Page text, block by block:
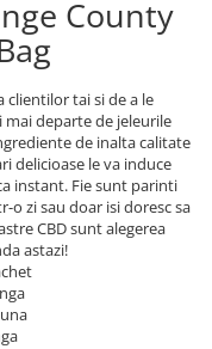
County
tai si de a le
departe de jeleurile
de inalta calitate
delicioase le va induce
instant. Fie sunt parinti
o zi sau doar isi doresc sa
CBD sunt alegerea
astazi!